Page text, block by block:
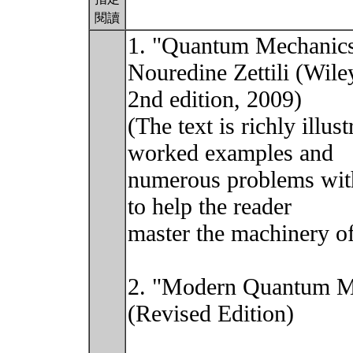
閱讀
1. "Quantum
Nouredine Zettili
2nd edition, 2009)
(The text is richly
worked examples and
numerous problems
to help the reader
master the machinery
2. "Modern Quantum
(Revised Edition)